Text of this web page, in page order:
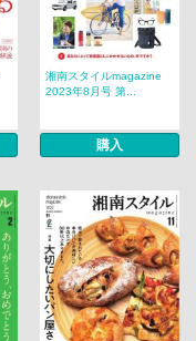
湘南スタイルmagazine
2023年8月号 第...
購入